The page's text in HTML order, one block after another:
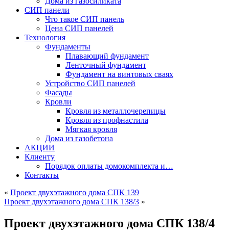
СИП панели
Что такое СИП панель
Цена СИП панелей
Технология
Фундаменты
Плавающий фундамент
Ленточный фундамент
Фундамент на винтовых сваях
Устройство СИП панелей
Фасады
Кровли
Кровля из металлочерепицы
Кровля из профнастила
Мягкая кровля
Дома из газобетона
АКЦИИ
Клиенту
Порядок оплаты домокомплекта и…
Контакты
« Проект двухэтажного дома СПК 139
Проект двухэтажного дома СПК 138/3 »
Проект двухэтажного дома СПК 138/4